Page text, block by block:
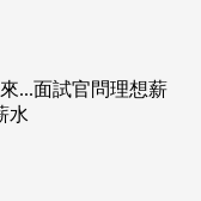
...面試官問理想薪
水